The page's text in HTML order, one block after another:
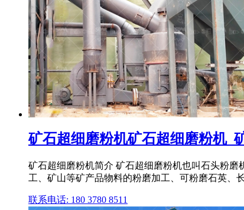
矿石超细磨粉机矿石超细磨粉机_
矿石超细磨粉机简介 矿石超细磨粉机也叫石头粉
工、矿山等矿产品物料的粉磨加工、可粉磨石英、
联系电话: 180 3780 8511